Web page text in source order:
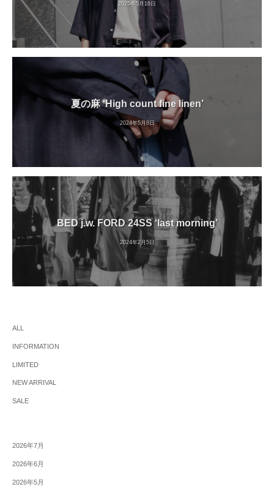
2025年5月16日
夏の麻 ‘High count fine linen’
2024年5月8日
BED j.w. FORD 24SS ‘last morning’
2024年2月5日
ALL
INFORMATION
LIMITED
NEW ARRIVAL
SALE
2026年7月
2026年6月
2026年5月